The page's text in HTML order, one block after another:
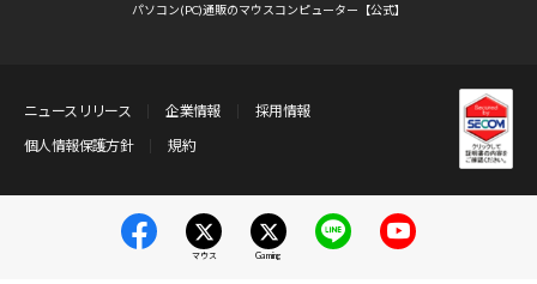
パソコン(PC)通販のマウスコンピューター【公式】
ニュースリリース 企業情報
採用情報
個人情報保護方針
規約
マウス Gaming